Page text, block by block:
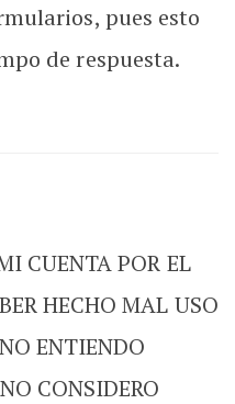
pues esto
de respuesta.
CUENTA POR EL
HECHO MAL USO
ENTIENDO
CONSIDERO